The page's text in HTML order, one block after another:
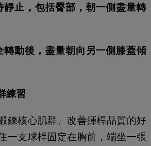
止，包括臀部，朝一側盡量轉
動後，盡量朝向另一側膝蓋傾
練習
鍊核心肌群、改善揮桿品質的好
一支球桿固定在胸前，端坐一張